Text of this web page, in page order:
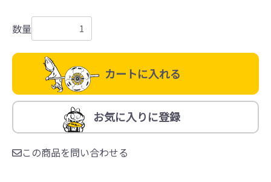
数量
カートに入れる
お気に入りに登録
この商品を問い合わせる